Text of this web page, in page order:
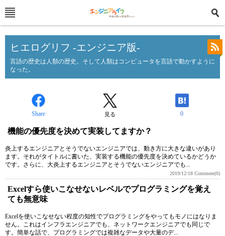
ヒエログリフ -エンジニア版-
言語の歴史は人類の歴史。そして人類はコンピュータを言語で動かすように
なった。
Share 見る 0
機能の優先度を決めて実装してますか？
炎上するエンジニアとそうでないエンジニアでは、動き方に大きな違いがあり
ます。それがタイトルに書いた、実装する機能の優先度を決めているかどうか
です。さらに、大炎上するエンジニアとそうでないエンジニアでも...
2019/12/18 Comment(0)
Excelすら使いこなせないレベルでプログラミングを覚え
ても無意味
Excelを使いこなせない程度の知性でプログラミングをやってもモノにはなりま
せん。これはインフラエンジニアでも、ネットワークエンジニアでも同じで
す。簡単な話で、プログラミングでは複雑なデータや大量のデ...